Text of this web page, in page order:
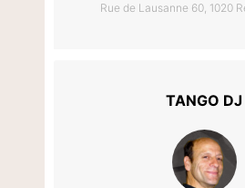
Rue de Lausanne 60, 1020
TANGO DJ